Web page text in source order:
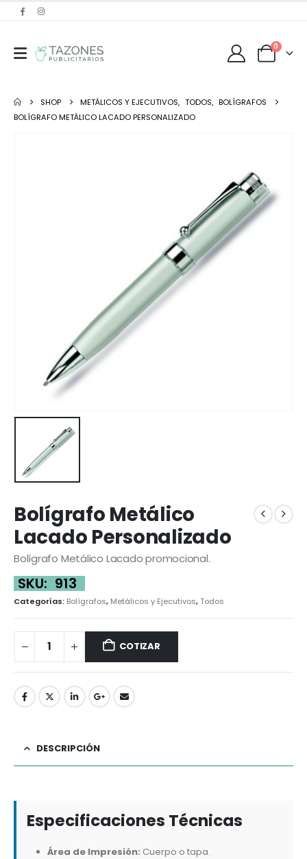
0
SHOP METÁLICOS Y EJECUTIVOS, TODOS, BOLÍGRAFOS
BOLÍGRAFO METÁLICO LACADO PERSONALIZADO
Bolígrafo Metálico
Lacado Personalizado
Bolígrafo Metálico Lacado promocional.
SKU: 913
Categorías: Bolígrafos, Metálicos y Ejecutivos,Todos
COTIZAR
DESCRIPCIÓN
Especificaciones Técnicas
Área de Impresión: Cuerpo o tapa.